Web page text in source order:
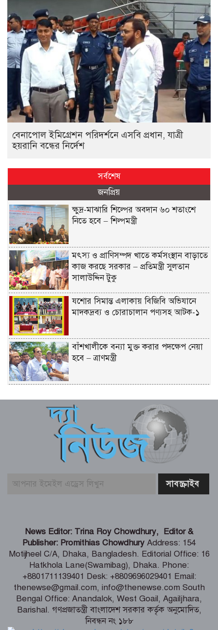
বেনাপোল ইমিগ্রেশন পরিদর্শনে এসবি প্রধান, যাত্রী
হয়রানি বন্ধের নির্দেশ
সর্বশেষ
জনপ্রিয়
ক্ষুদ্র-মাঝারি শিল্পের অবদান ৬০ শতাংশে
নিতে হবে – শিল্পমন্ত্রী
মৎস্য ও প্রাণিসম্পদ খাতে কর্মসংস্থান বাড়াতে
কাজ করছে সরকার – প্রতিমন্ত্রী সুলতান
সালাউদ্দিন টুকু
যশোর সিমান্ত এলাকায় বিজিবি অভিযানে
মাদকদ্রব্য ও চোরাচালান পণ্যসহ আটক-১
বাঁশখালীকে বন্যা মুক্ত করার পদক্ষেপ নেয়া
হবে – ত্রাণমন্ত্রী
বাতিলের উদ্যোগ – মৎস্য ও প্রাণিসম্পদ এবং
তরুণদের নেতৃত্বেই টেকসই হবে প্রযুক্তিনির্ভর
উন্নয়ন – তথ্যপ্রযুক্তি মন্ত্রী
বেনাপোল ইমিগ্রেশন পরিদর্শনে এসবি প্রধান,
কালীগঞ্জে শিক্ষার্থীদের দক্ষতা ও ক্যারিয়ার
উন্নয়ন বিষয়ক মোটিভেশনাল সেমিনার
শৈলকুপায় ৩ হাজার কৃষকের মাঝে
গ্রীষ্মকালীন পেঁয়াজের বীজ বিতরণ
নারীকে জোরপূর্বক অর্ধউলঙ্গ করে যুবদল
News Editor: Trina Roy Chowdhury, Editor &
Publisher: Promithias Chowdhury Address: 154
Motijheel C/A, Dhaka, Bangladesh. Editorial Office: 16
Hatkhola Lane(Swamibag), Dhaka. Phone:
+8801711139401 Desk: +8809696029401 Email:
thenewse@gmail.com, info@thenewse.com South
Bengal Office: Anandalok, West Goail, Agailjhara,
Barishal. গণপ্রজাতন্ত্রী বাংলাদেশ সরকার কর্তৃক অনুমোদিত,
নিবন্ধন নং ১৮৮